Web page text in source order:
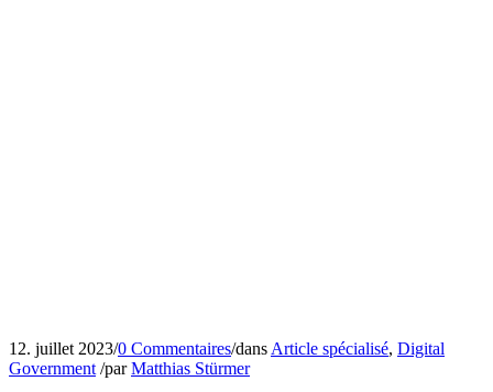
12. juillet 2023/0 Commentaires/dans Article spécialisé, Digital
Government /parMatthias Stürmer